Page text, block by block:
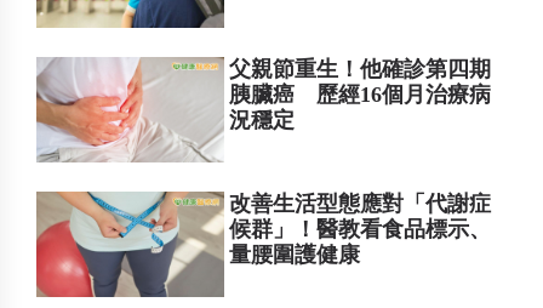
父親節重生！他確診第四期
胰臟癌 歷經16個月治療病
況穩定
改善生活型態應對「代謝症
候群」！醫教看食品標示、
量腰圍護健康